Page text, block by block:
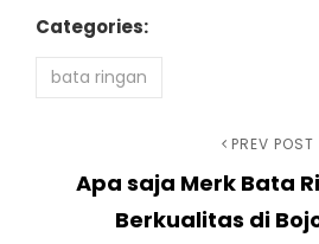
Categories:
bata ringan
pos
Post
PREV POST
Apa saja Merk Bata
Berkualitas di